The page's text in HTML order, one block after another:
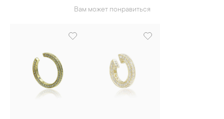
Вам может понравиться